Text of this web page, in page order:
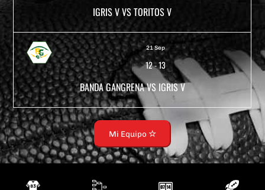
IGRIS V VS TORITOS V
21 Sep
12-13
BANDA GANGRENA VS IGRIS V
Mi Equipo